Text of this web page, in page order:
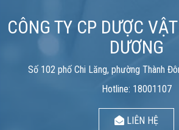
CÔNG TY CP DƯỢC
DƯƠNG
Số 102 phố Chi Lăng, phường Thành
Hotline: 18001107
LIÊN HỆ